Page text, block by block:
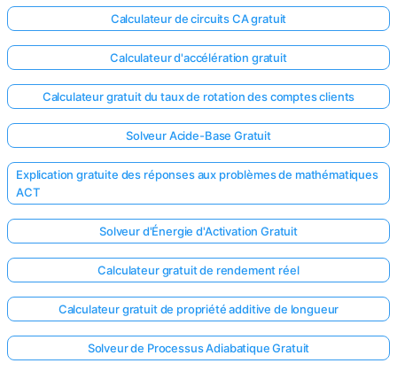
Calculateur de circuits CA gratuit
Calculateur d'accélération gratuit
Calculateur gratuit du taux de rotation des comptes clients
Solveur Acide-Base Gratuit
Explication gratuite des réponses aux problèmes de mathématiques
ACT
Solveur d'Énergie d'Activation Gratuit
Calculateur gratuit de rendement réel
Calculateur gratuit de propriété additive de longueur
Solveur de Processus Adiabatique Gratuit